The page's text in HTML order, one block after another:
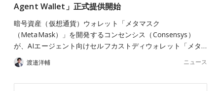
Agent Wallet」正式提供開始
暗号資産（仮想通貨）ウォレット「メタマスク
（MetaMask）」を開発するコンセンシス（Consensys）
が、AIエージェント向けセルフカストディウォレット「メタ…
渡邉洋輔 ニュース